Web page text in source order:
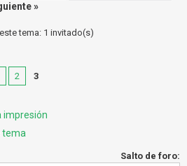
»
tema: 1 invitado(s)
2 3
impresión
tema
Salto de foro: